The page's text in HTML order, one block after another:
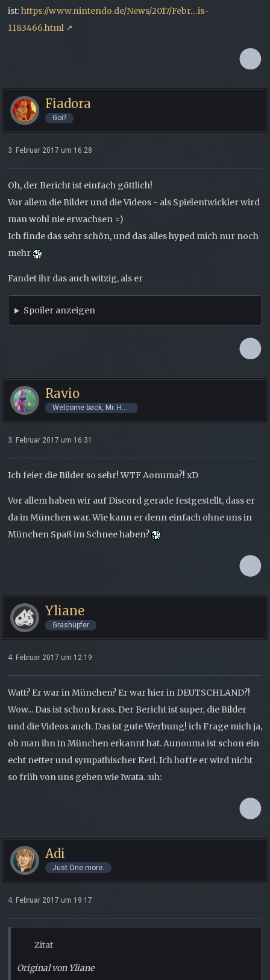
ist:https://www.nintendo.de/News/2017/Febr…is-
1183466.html
Fiadora
Goi?
3. Februar 2017 um 16:28
Oh, der Bericht ist einfach göttlich!
Vor allem die Bilder und die Videos - als Spielentwickler wird
man wohl nie erwachsen =)
Ich finde das sehr schön, und das alles hyped mich nur noch
mehr
Fandet ihr das auch witzig, als er
Spoiler anzeigen
Ravio
Welcome back, Mr. Hero!
3. Februar 2017 um 16:31
Ich feier die Bilder so sehr! WTF Aonuma?! xD
Vor allem haben wir auf Discord gerade festgestellt, dass er
da in München war. Wie kann er denn einfach ohne uns in
München Spaß im Schnee haben?
Yliane
Grashüpfer
4. Februar 2017 um 12:19
Watt? Er war in München? Er war hier in DEUTSCHLAND?!
Wow... Das ist schon krass. Der Bericht ist super, die Bilder
und die Videos auch. Das ist gute Werbung! ich Frage mich ja,
ob man ihn in München erkannt hat. Aunouma ist schon ein
echt netter und sympathischer Kerl. Ich hoffe er wird nicht
so früh von uns gehen wie Iwata. :uh:
Adi
Just One more.
4. Februar 2017 um 19:17
Zitat
Original von Yliane